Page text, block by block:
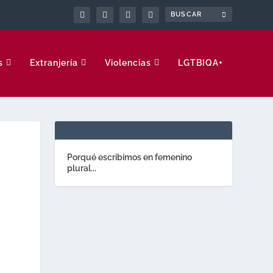
Extranjería Violencias LGTBIQA+
Porqué escribimos en femenino
plural...